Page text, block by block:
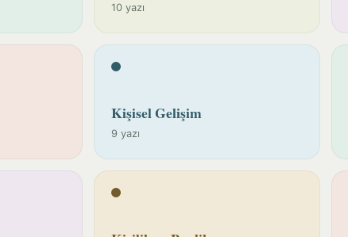
10 yazı
Kişisel Gelişim
9 yazı